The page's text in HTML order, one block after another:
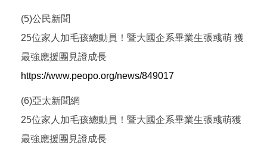
(5)公民新聞
25位家人加毛孩總動員！暨大國企系畢業生張彧萌 獲
最強應援團見證成長
https://www.peopo.org/news/849017
(6)亞太新聞網
25位家人加毛孩總動員！暨大國企系畢業生張彧萌獲
最強應援團見證成長